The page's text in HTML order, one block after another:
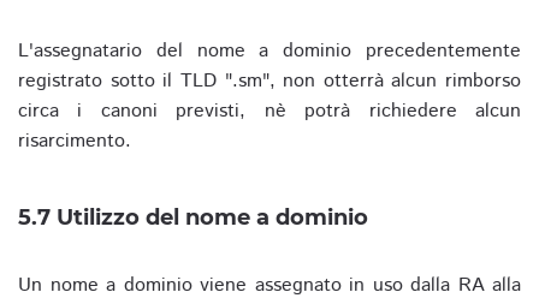
L'assegnatario del nome a dominio precedentemente
registrato sotto il TLD ".sm", non otterrà alcun rimborso
circa i canoni previsti, nè potrà richiedere alcun
risarcimento.
5.7 Utilizzo del nome a dominio
Un nome a dominio viene assegnato in uso dalla RA alla